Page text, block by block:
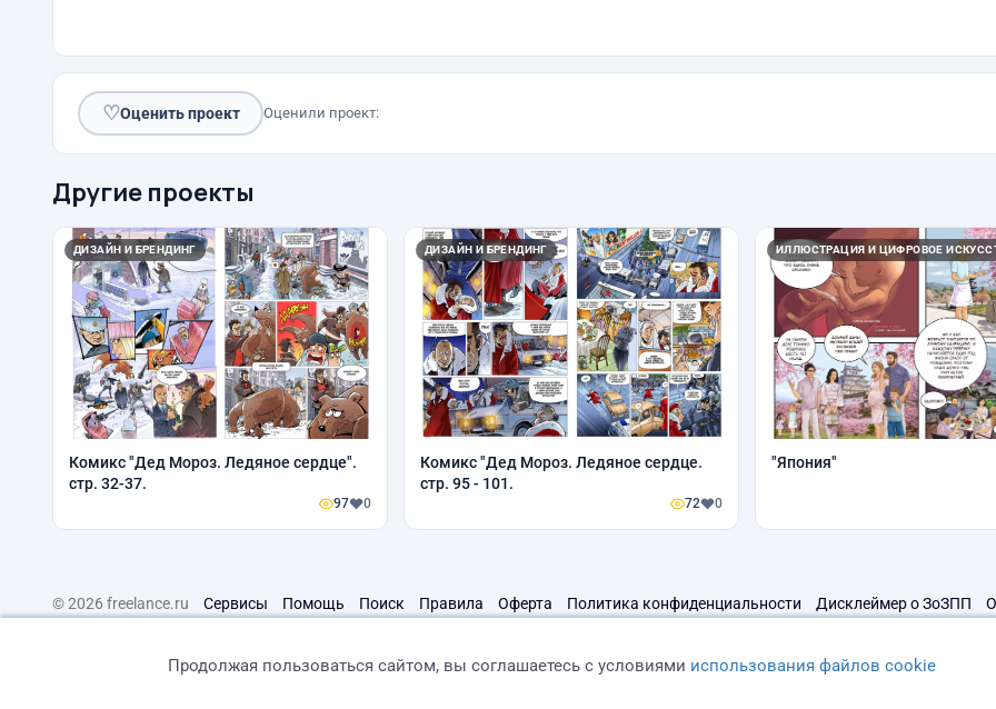
♡Оценить проект Оценили проект:
Другие проекты
ДИЗАЙН И БРЕНДИНГ
Комикс "Дед Мороз. Ледяное сердце".
стр. 32-37.
97 0
ДИЗАЙН И БРЕНДИНГ
Комикс "Дед Мороз. Ледяное сердце.
стр. 95 - 101.
72 0
ИЛЛЮСТРАЦИЯ И ЦИФРОВОЕ
"Япония"
© 2026 freelance.ru Сервисы Помощь Поиск Правила Оферта Политика конфиденциальности Дисклеймер о ЗоЗПП
Продолжая пользоваться сайтом, вы соглашаетесь с условиями использования файлов cookie